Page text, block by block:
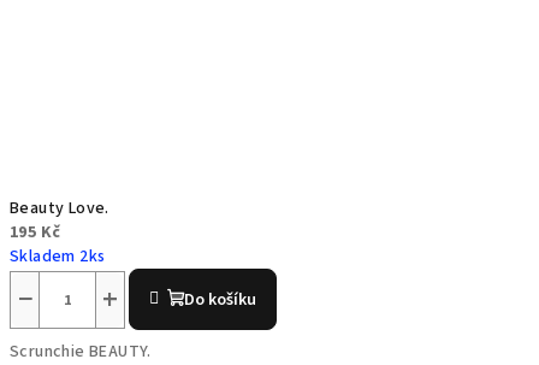
Beauty Love.
195 Kč
Skladem 2ks
+
− Do košíku
Scrunchie BEAUTY.